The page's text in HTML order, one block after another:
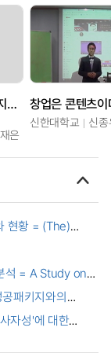
청년의 사회적 자립 지원강좌
은
신한대학교 신
현황 = (The)
Student
석 = A Study on
in
패키지와의
seeking activity
자성'에 대한
their